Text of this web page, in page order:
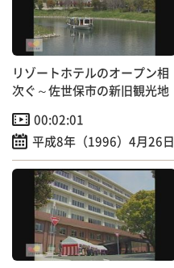
リゾートホテルのオープン相
次ぐ～佐世保市の新旧観光地
00:02:01
平成8年（1996）4月26日